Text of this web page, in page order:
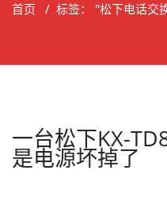
首页 / 标签： "松下电话交
一台松下KX-
是电源坏掉了